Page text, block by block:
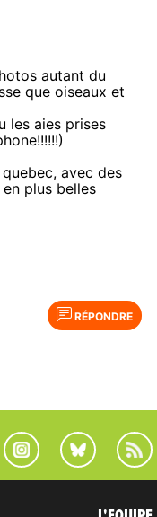
autant du
que oiseaux et
les aies prises
avec des
plus belles
RÉPONDRE